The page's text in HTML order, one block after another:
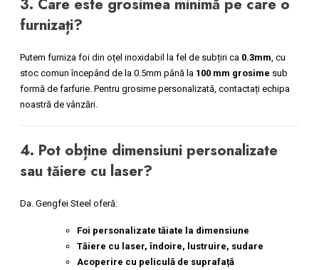
furnizați?
Putem furniza foi din oțel inoxidabil la fel de subțiri ca 0.3mm , cu
stoc comun începând de la 0.5mm până la 100 mm grosime sub
formă de farfurie. Pentru grosime personalizată, contactați echipa
noastră de vânzări.
4. Pot obține dimensiuni personalizate
sau tăiere cu laser?
Da. Gengfei Steel oferă:
Foi personalizate tăiate la dimensiune
Tăiere cu laser, îndoire, lustruire, sudare
Acoperire cu peliculă de suprafață